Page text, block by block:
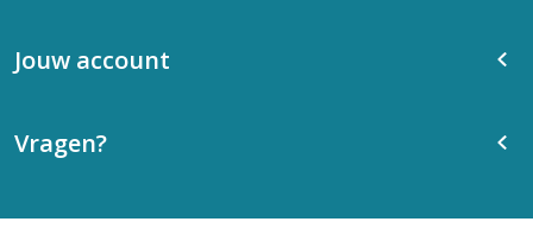
Jouw account
Vragen?